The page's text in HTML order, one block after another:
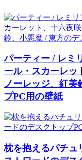
パーティー / レミ
ール・スカーレッ
ノーレッジ、紅美
プPC用の壁紙
枕を抱えるパチュ